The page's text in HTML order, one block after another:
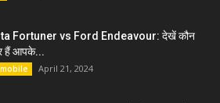
Fortuner vs Ford Endeavour: देखें कौन
हैं आपके...
April 21, 2024